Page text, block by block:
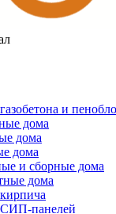
и
дома
дома
дома
и сборные дома
дома
панелей